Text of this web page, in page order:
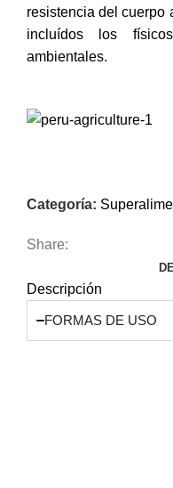
resistencia del cuerpo
incluídos los
ambientales.
Categoría:
Share:
Descripción
FORMAS DE USO